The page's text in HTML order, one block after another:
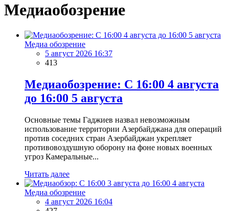
Медиаобозрение
Медиа обозрение
5 август 2026 16:37
413
Медиаобозрение: С 16:00 4 августа
до 16:00 5 августа
Основные темы Гаджиев назвал невозможным
использование территории Азербайджана для операций
против соседних стран Азербайджан укрепляет
противовоздушную оборону на фоне новых военных
угроз Камеральные...
Читать далее
Медиа обозрение
4 август 2026 16:04